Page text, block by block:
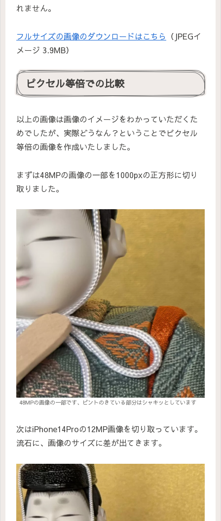
れません。
フルサイズの画像のダウンロードはこちら （JPEGイ
メージ 3.9MB）
ピクセル等倍での比較
以上の画像は画像のイメージをわかっていただくた
めでしたが、実際どうなん？ということでピクセル
等倍の画像を作成いたしました。
まずは48MPの画像の一部を1000pxの正方形に切り
取りました。
48MPの画像の一部です、ピントのきている部分はシャキッとしています
次はiPhone14Proの12MP画像を切り取っています。
流石に、画像のサイズに差が出てきます。